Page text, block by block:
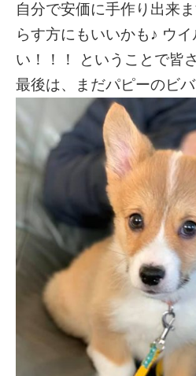
自分で安価に手作り出来
らす方にもいいかも♪ ウ
い！！！ ということで皆
最後は、まだパピーのビ